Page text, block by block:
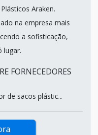
Araken.
na empresa mais
a sofisticação,
lugar.
FORNECEDORES
de sacos plástic...